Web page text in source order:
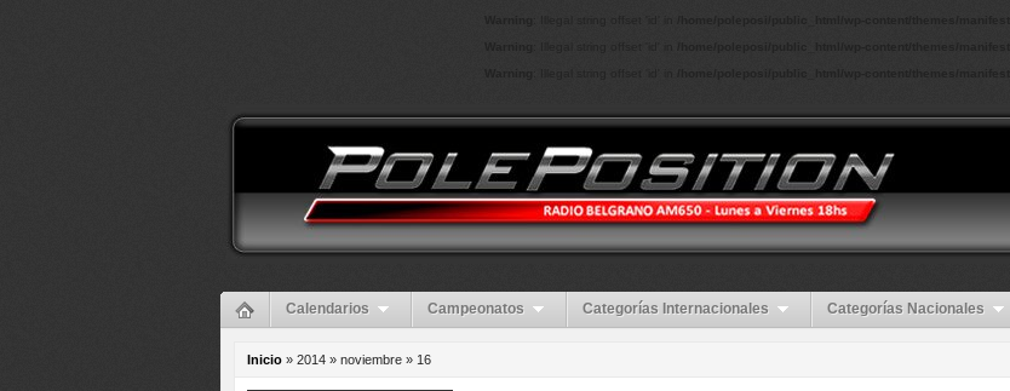
Calendarios Campeonatos Categorías Internacionales Categorías Nacionales
Inicio » 2014 » noviembre » 16